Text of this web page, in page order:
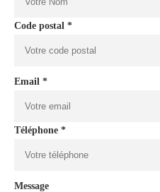
Code postal *
Email *
Téléphone *
Message